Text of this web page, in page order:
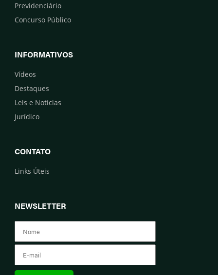
Previdenciário
Concurso Público
INFORMATIVOS
Vídeos
Destaques
Leis e Notícias
Jurídico
CONTATO
Links Úteis
NEWSLETTER